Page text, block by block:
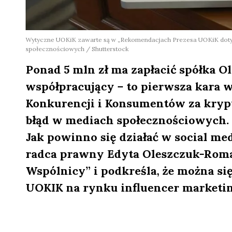
Wytyczne UOKiK zawarte są w „Rekomendacjach Prezesa UOKiK
społecznościowych / Shutterstock
Ponad 5 mln zł ma zapłacić spółka
współpracujący – to pierwsza kara
Konkurencji i Konsumentów za
błąd w mediach
Jak powinno się działać w social
radca prawny Edyta Oleszczuk-
Wspólnicy” i podkreśla, że można
UOKIK na rynku influencer